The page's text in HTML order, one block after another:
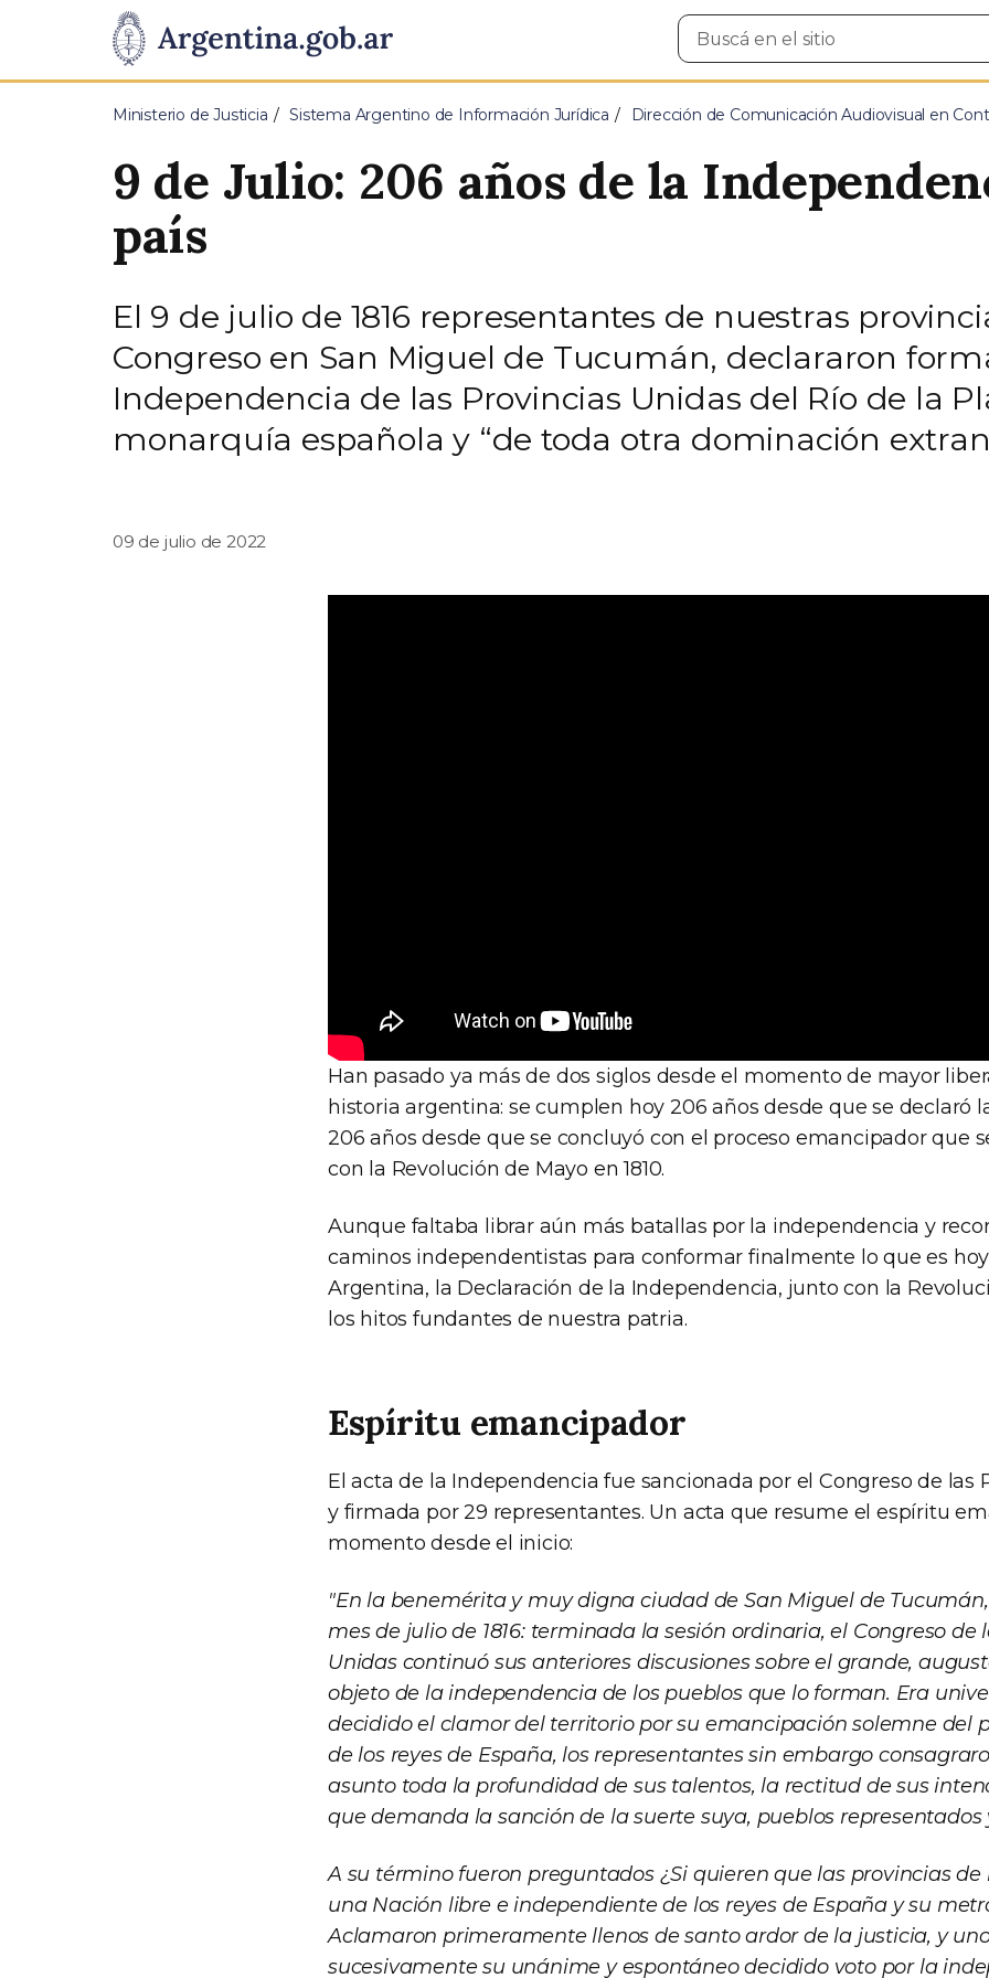
Presidencia
de
Pasar al contenido principal
Buscar
en
Ministerio de Justicia Sistema Argentino de Información Jurídica Dirección de Comunicación Audiovisual en
9 de Julio: 206 años de la
país
El 9 de julio de 1816 representantes de nuestras
Congreso en San Miguel de Tucumán, declararon
Independencia de las Provincias Unidas del Río de la
monarquía española y “de toda otra dominación
09 de julio de 2022
Han pasado ya más de dos siglos desde el momento de mayor
historia argentina: se cumplen hoy 206 años desde que se declaró
206 años desde que se concluyó con el proceso emancipador que
con la Revolución de Mayo en 1810.
Aunque faltaba librar aún más batallas por la independencia y
caminos independentistas para conformar finalmente lo que es
Argentina, la Declaración de la Independencia, junto con la
los hitos fundantes de nuestra patria.
Espíritu emancipador
El acta de la Independencia fue sancionada por el Congreso de las
y firmada por 29 representantes. Un acta que resume el espíritu
momento desde el inicio:
"En la benemérita y muy digna ciudad de San Miguel de
mes de julio de 1816: terminada la sesión ordinaria, el Congreso de
Unidas continuó sus anteriores discusiones sobre el grande,
objeto de la independencia de los pueblos que lo forman. Era
decidido el clamor del territorio por su emancipación solemne del
de los reyes de España, los representantes sin embargo
asunto toda la profundidad de sus talentos, la rectitud de sus
que demanda la sanción de la suerte suya, pueblos representados
A su término fueron preguntados ¿Si quieren que las provincias de
una Nación libre e independiente de los reyes de España y su
Aclamaron primeramente llenos de santo ardor de la justicia, y
sucesivamente su unánime y espontáneo decidido voto por la